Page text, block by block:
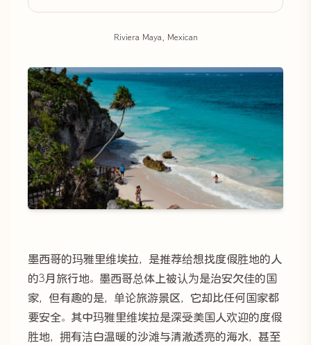
Riviera Maya, Mexican
墨西哥的玛雅里维埃拉，是推荐给想找度假胜地的人
的3月旅行地。墨西哥总体上被认为是治安欠佳的国
家，但有趣的是，单论旅游景区，它却比任何国家都
要安全。其中玛雅里维埃拉是深受美国人欢迎的度假
胜地，拥有洁白温暖的沙滩与清澈透亮的海水，甚至